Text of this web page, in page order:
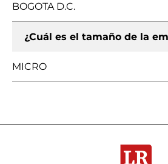
BOGOTA D.C.
¿Cuál es el tamaño de la
MICRO